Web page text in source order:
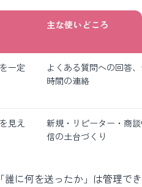
主な使いどころ
一定
よくある質問への回答
時間の連絡
見え
新規・リピーター・商
信の土台づくり
に何を送ったか」は管理でき